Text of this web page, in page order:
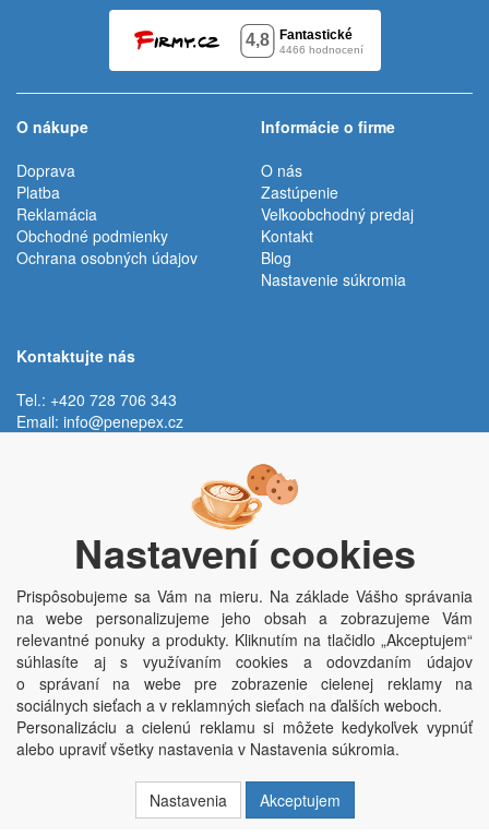
O nákupe
Doprava
Platba
Reklamácia
Obchodné podmienky
Ochrana osobných údajov
Informácie o firme
O nás
Zastúpenie
Veľkoobchodný predaj
Kontakt
Blog
Nastavenie súkromia
Kontaktujte nás
Tel.: +420 728 706 343
Email: info@penepex.cz
Trávník 2076, 686 03 Staré Město
Copyright © Penepex s.r.o. 2025, powered byABRA E-shop
Penepex s.r.o., Za Špicí 1798, 686 03 Staré Město; IČO: 03220923; DIČ:
CZ03220923; zápis do obchodního rejstříku dne 22. 7. 2014, krajský soud v
Brně oddíl C, vložka 84002
Nastavení cookies
Prispôsobujeme sa Vám na mieru. Na základe Vášho správania
na webe personalizujeme jeho obsah a zobrazujeme Vám
relevantné ponuky a produkty. Kliknutím na tlačidlo „Akceptujem“
súhlasíte aj s využívaním cookies a odovzdaním údajov
o správaní na webe pre zobrazenie cielenej reklamy na
sociálnych sieťach a v reklamných sieťach na ďalších weboch.
Personalizáciu a cielenú reklamu si môžete kedykoľvek vypnúť
alebo upraviť všetky nastavenia v Nastavenia súkromia.
Nastavenia Akceptujem